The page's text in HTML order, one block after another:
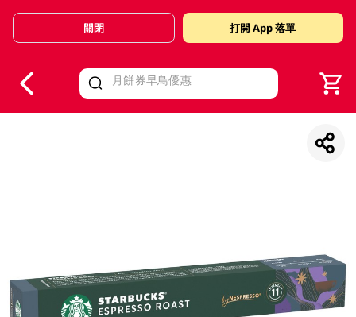
Valid Until 30 June 2026
關閉 打開 App 落單